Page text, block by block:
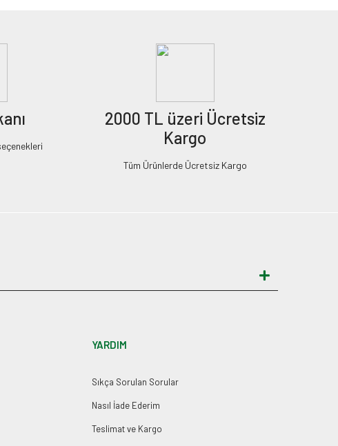
2000 TL üzeri Ücretsiz
Kargo
Tüm Ürünlerde Ücretsiz Kargo
YARDIM
Sıkça Sorulan Sorular
Nasıl İade Ederim
Teslimat ve Kargo